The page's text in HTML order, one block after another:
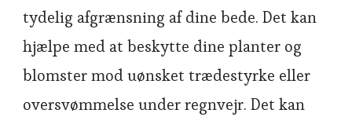
tydelig afgrænsning af dine bede. Det kan
hjælpe med at beskytte dine planter og
blomster mod uønsket trædestyrke eller
oversvømmelse under regnvejr. Det kan